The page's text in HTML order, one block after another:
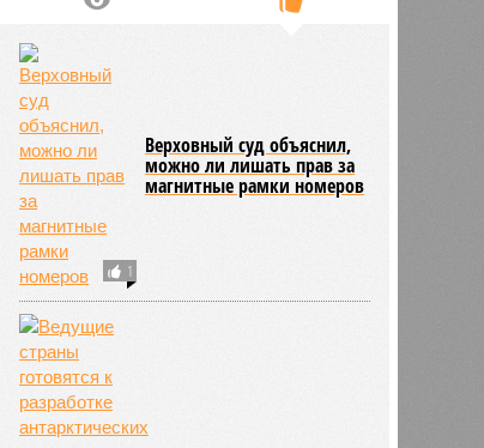
1
Верховный суд объяснил,
можно ли лишать прав за
магнитные рамки номеров